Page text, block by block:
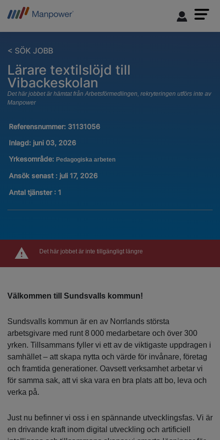
< SÖK JOBB
Lärare textilslöjd till
Vibackeskolan
Det här jobbet är hämtat från Arbetsförmedlingen, rekryteringen utförs inte av
Manpower
Referensnummer: 31131056
Inlagd: juni 03, 2026
Yrkesområde: Pedagogiska arbeten
Ansök senast : juli 17, 2026
Antal tjänster : 1
Det här jobbet är inte tillgängligt längre
Välkommen till Sundsvalls kommun!
Sundsvalls kommun är en av Norrlands största
arbetsgivare med runt 8 000 medarbetare och över 300
yrken. Tillsammans fyller vi ett av de viktigaste uppdragen i
samhället – att skapa nytta och värde för invånare, företag
och framtida generationer. Oavsett verksamhet arbetar vi
för samma sak, att vi ska vara en bra plats att bo, leva och
verka på.
Just nu befinner vi oss i en spännande utvecklingsfas. Vi är
en drivande kraft inom digital utveckling och artificiell